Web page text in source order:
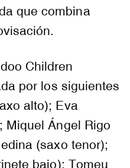
que combina
Children
por los siguientes
alto); Eva
Miquel Ángel Rigo
(saxo tenor);
bajo); Tomeu